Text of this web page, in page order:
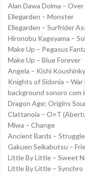
Alan Dawa Dolma –
Ellegarden – Monster
Ellegarden – Surfrider
Hironobu Kageyama –
Make Up – Pegasus
Make Up – Blue Forever
Angela – Kishi
Knights of Sidonia –
background sonoro com
Dragon Age: Origins
Clattanoia – O×T
Miwa – Change
Ancient Bards –
Gakuen Seikabutsu –
Little By Little – Sweet
Little By Little – Synchro